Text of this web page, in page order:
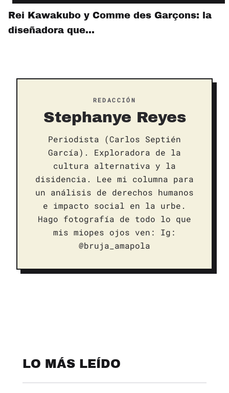
Rei Kawakubo y Comme des Garçons: la
diseñadora que…
REDACCIÓN
Stephanye Reyes
Periodista (Carlos Septién
García). Exploradora de la
cultura alternativa y la
disidencia. Lee mi columna para
un análisis de derechos humanos
e impacto social en la urbe.
Hago fotografía de todo lo que
mis miopes ojos ven: Ig:
@bruja_amapola
LO MÁS LEÍDO